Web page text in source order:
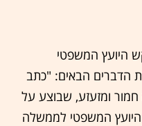
היועץ המשפטי
הדברים הבאים: "כתב
ומזעזע, שבוצע על
המשפטי לממשלה